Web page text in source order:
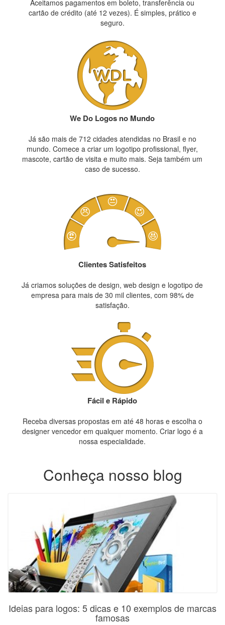
Aceitamos pagamentos em boleto, transferência ou
cartão de crédito (até 12 vezes). É simples, prático e
seguro.
We Do Logos no Mundo
Já são mais de 712 cidades atendidas no Brasil e no
mundo. Comece a criar um logotipo profissional, flyer,
mascote, cartão de visita e muito mais. Seja também um
caso de sucesso.
Clientes Satisfeitos
Já criamos soluções de design, web design e logotipo de
empresa para mais de 30 mil clientes, com 98% de
satisfação.
Fácil e Rápido
Receba diversas propostas em até 48 horas e escolha o
designer vencedor em qualquer momento. Criar logo é a
nossa especialidade.
Conheça nosso blog
Ideias para logos: 5 dicas e 10 exemplos de marcas
famosas